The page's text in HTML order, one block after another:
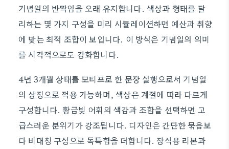
기념일의 반짝임을 오래 유지합니다. 색상과 형태를 달
리하는 몇 가지 구성을 미리 시뮬레이션하면 예산과 취향
에 맞는 최적 조합이 보입니다. 이 방식은 기념일의 의미
를 시각적으로도 강화합니다.
4년 3개월 상태를 모티프로 한 문장 실행으로서 기념일
의 상징으로 적용 가능하며, 색상은 계절에 따라 다르게
구성합니다. 황금빛 어휘의 색감과 조합을 선택하면 고
급스러운 분위기가 강조됩니다. 디자인은 간단한 묶음보
다 비대칭 구성으로 독특함을 더합니다. 장식용 리본과